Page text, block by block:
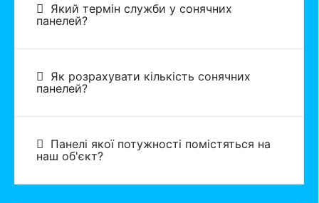
Який термін служби у сонячних
панелей?
Як розрахувати кількість сонячних
панелей?
Панелі якої потужності помістяться на
наш об'єкт?